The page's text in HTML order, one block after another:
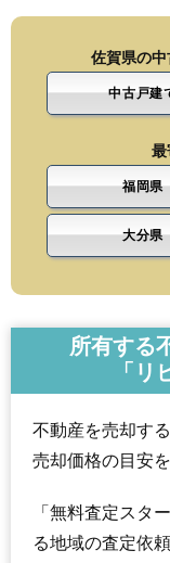
佐賀県の
中古戸建
最
福岡県
大分県
所有する
「
不動産を売却す
売却価格の目安を
「無料査定スタ
る地域の査定依